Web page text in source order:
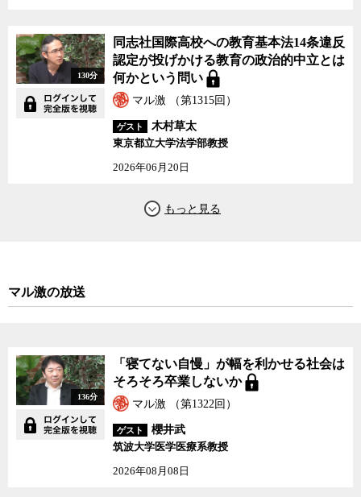
130分
同志社国際高校への教育基本法14条違反
認定が投げかける教育の政治的中立とは
何かという問い
マル激 （第1315回）
ゲスト
木村草太
東京都立大学法学部教授
2026年06月20日
マル激の放送
136分
「寝てない自慢」が幅を利かせる社会は
そろそろ卒業しないか
マル激 （第1322回）
ゲスト
櫻井武
筑波大学医学医療系教授
2026年08月08日